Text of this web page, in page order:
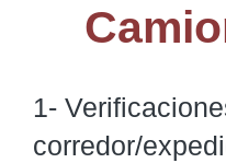
1-
corredor/